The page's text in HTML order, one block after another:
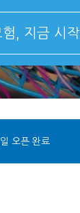
, 지금 시
오픈 완료